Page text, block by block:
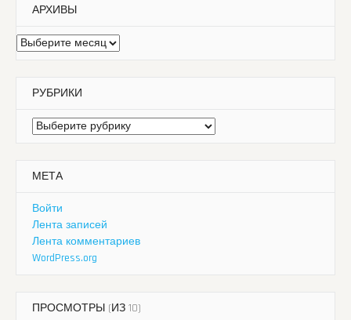
АРХИВЫ
Архивы
РУБРИКИ
Рубрики
МЕТА
Войти
Лента записей
Лента комментариев
WordPress.org
ПРОСМОТРЫ (ИЗ 10)